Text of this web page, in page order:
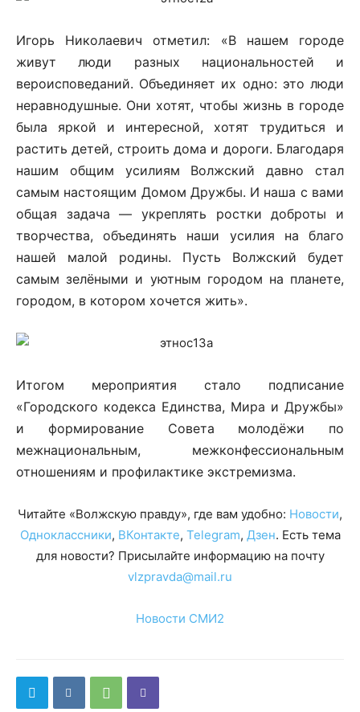
Игорь Николаевич отметил: «В нашем городе
живут люди разных национальностей и
вероисповеданий. Объединяет их одно: это люди
неравнодушные. Они хотят, чтобы жизнь в городе
была яркой и интересной, хотят трудиться и
растить детей, строить дома и дороги. Благодаря
нашим общим усилиям Волжский давно стал
самым настоящим Домом Дружбы. И наша с вами
общая задача — укреплять ростки доброты и
творчества, объединять наши усилия на благо
нашей малой родины. Пусть Волжский будет
самым зелёными и уютным городом на планете,
городом, в котором хочется жить».
Итогом мероприятия стало подписание
«Городского кодекса Единства, Мира и Дружбы»
и формирование Совета молодёжи по
межнациональным, межконфессиональным
отношениям и профилактике экстремизма.
Читайте «Волжскую правду», где вам удобно: Новости,
Одноклассники, ВКонтакте, Telegram, Дзен. Есть тема
для новости? Присылайте информацию на почту
vlzpravda@mail.ru
Новости СМИ2